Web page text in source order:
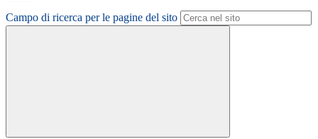
Campo di ricerca per le pagine del sito